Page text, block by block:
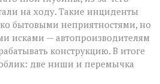
на ходу. Такие инциденты
бытовыми неприятностями, но
исками — автопроизводителям
конструкцию. В итоге
две ниши и перемычка